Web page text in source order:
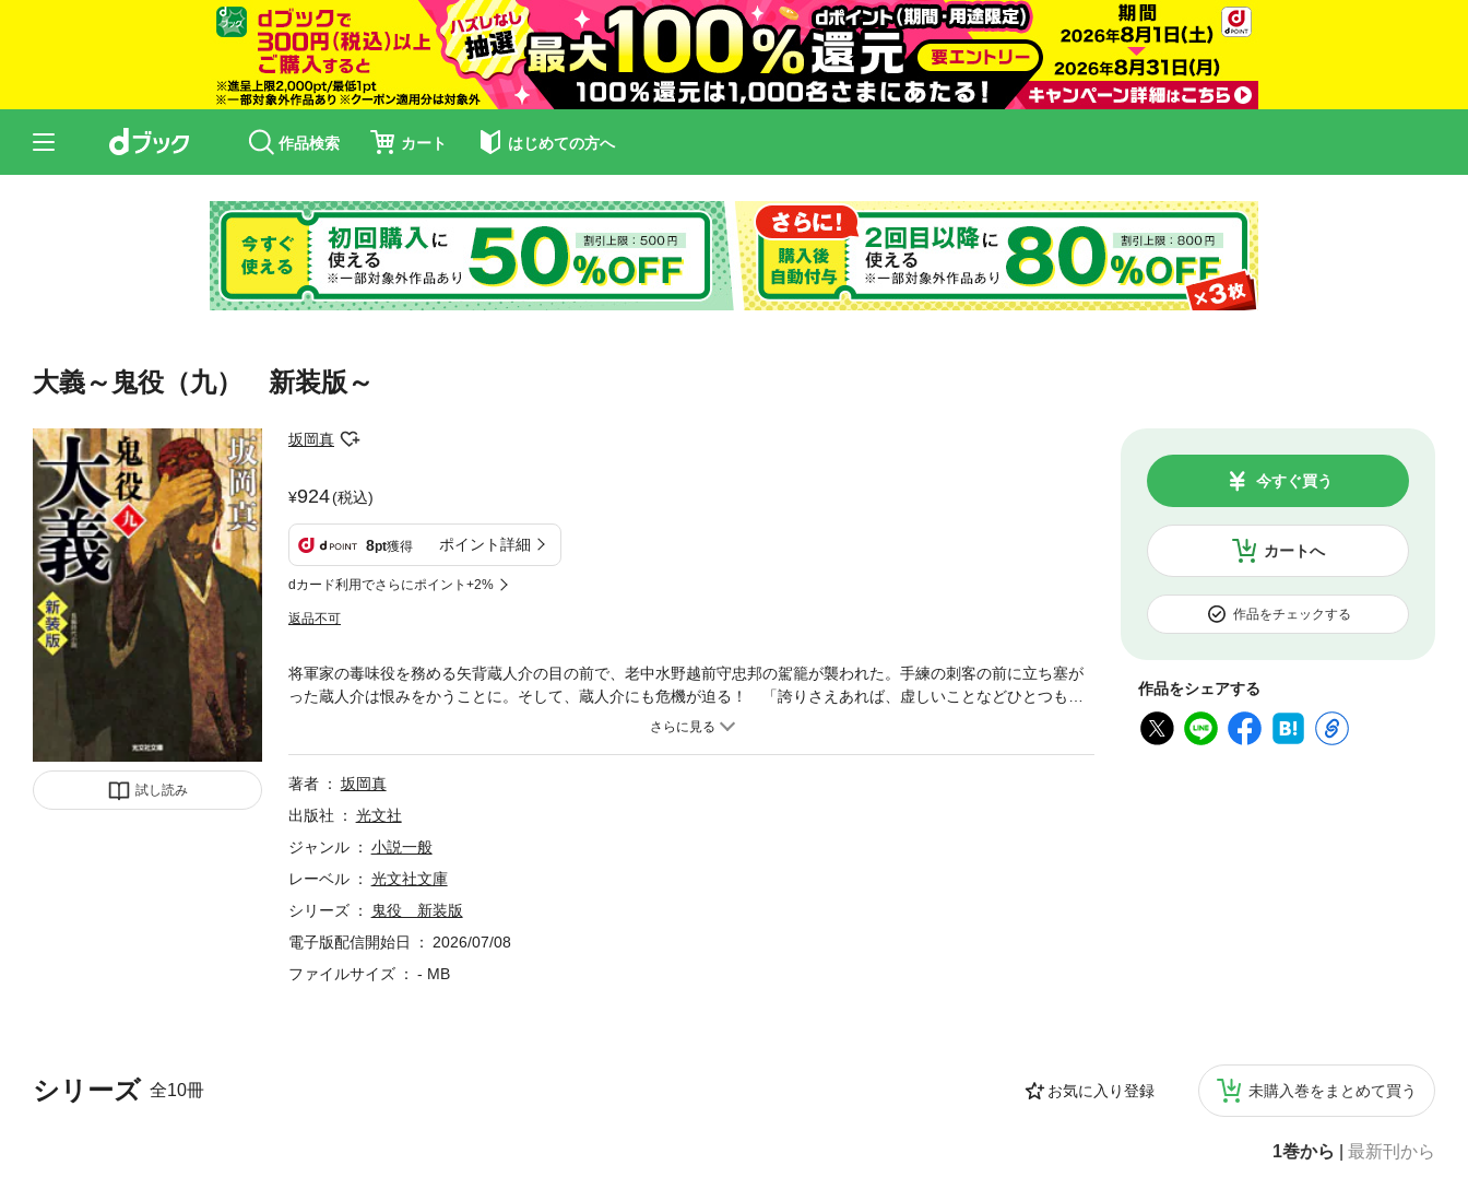
作品検索 カート はじめての方へ
大義～鬼役（九） 新装版～
試し読み
坂岡真
924(税込)
8pt獲得 ポイント詳細
dカード利用でさらにポイント+2%
返品不可
カートへ
今すぐ買う
作品をチェックする
作品をシェアする
シリーズ 全10冊 お気に入り登録 未購入巻をまとめて買う
1巻から 最新刊から
将軍家の毒味役を務める矢背蔵人介の目の前で、老中水野越前守忠邦の駕籠が襲われた。手練の刺客の前に立ち塞が
った蔵人介は恨みをかうことに。そして、蔵人介にも危機が迫る！ 「誇りさえあれば、虚しいことなどひとつもな
い」という思いを胸に蔵人介は悪に立ち向かう。大好評「鬼役」シリーズ、新装版の第九弾。
著者
坂岡真
出版社
光文社
ジャンル
小説一般
レーベル
光文社文庫
シリーズ
鬼役 新装版
電子版配信開始日
2026/07/08
ファイルサイズ
- MB